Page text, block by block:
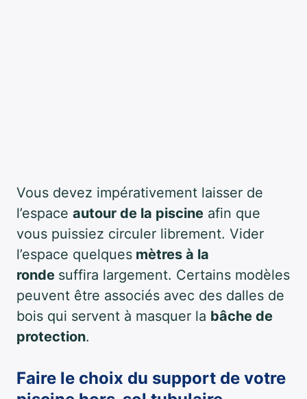
Vous devez impérativement laisser de
l’espace autour de la piscine afin que
vous puissiez circuler librement. Vider
l’espace quelques mètres à la
ronde suffira largement. Certains modèles
peuvent être associés avec des dalles de
bois qui servent à masquer la bâche de
protection.
Faire le choix du support de votre